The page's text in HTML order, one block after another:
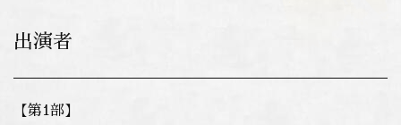
出演者
【第1部】